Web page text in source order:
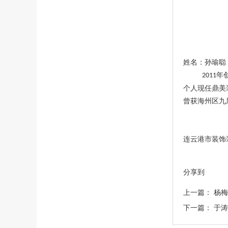
姓名：孙瑜聪
2011年
个人现任鼎
曾获海州区
连云港市装
分享到
上一篇： 杨
下一篇： 于涛